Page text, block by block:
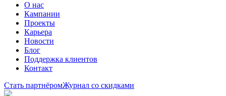
О нас
Кампании
Проекты
Карьера
Новости
Блог
Поддержка клиентов
Контакт
Стать партнёромЖурнал со скидками